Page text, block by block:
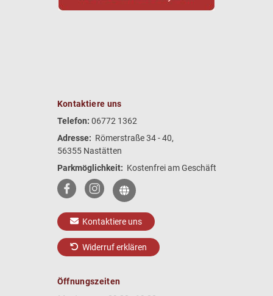
Kontaktiere uns
Telefon: 06772 1362
Adresse: Römerstraße 34 - 40,
56355 Nastätten
Parkmöglichkeit: Kostenfrei am Geschäft
Kontaktiere uns
Widerruf erklären
Öffnungszeiten